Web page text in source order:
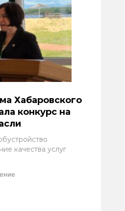
Хабаровского
конкурс на
качества услуг